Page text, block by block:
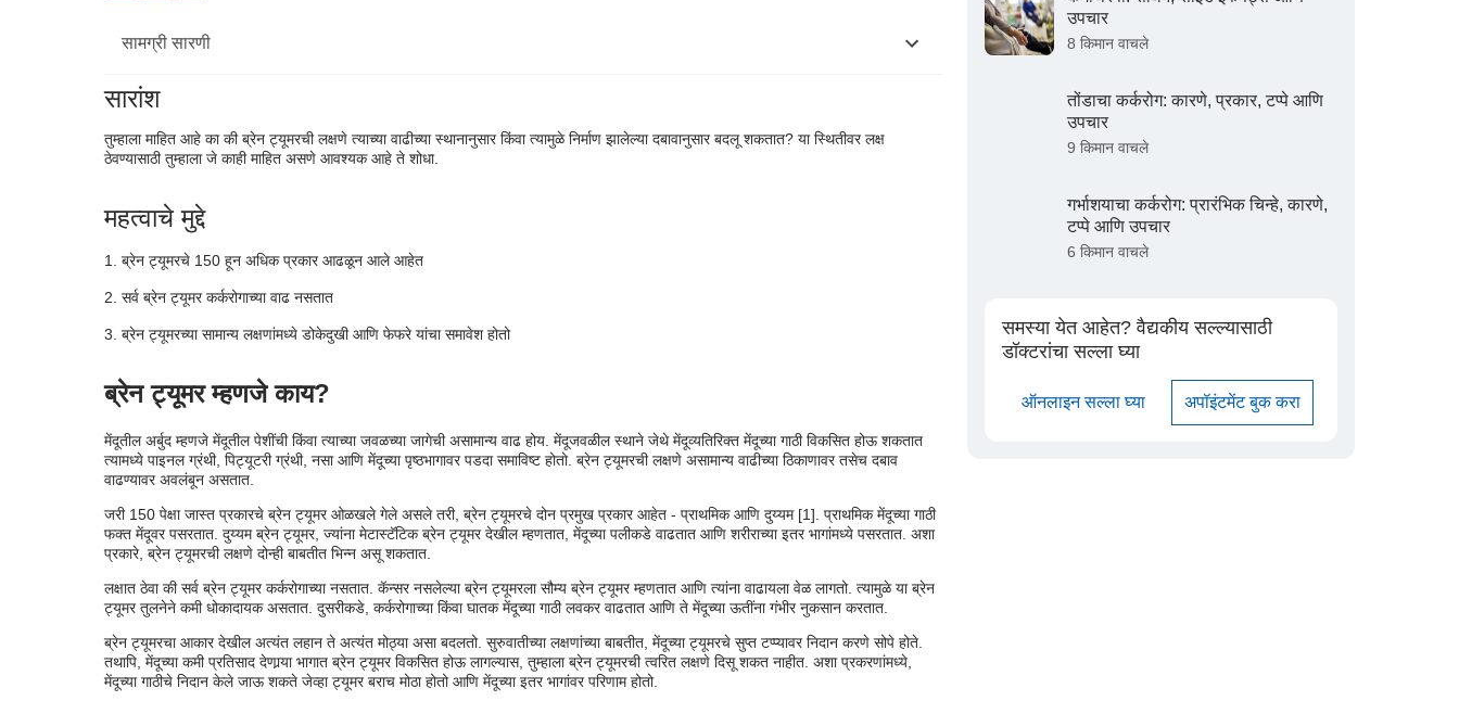
सामग्री सारणी
जोखीम घटक
ब्रेन ट्यूमर सहसा कुठे असतात
वाढलेल्या दाबामुळे ब्रेन ट्यूमरची लक्षणे
सारांश
तुम्हाला माहित आहे का की ब्रेन ट्यूमरची लक्षणे त्याच्या वाढीच्या स्थानानुसार किंवा त्यामुळे निर्माण झालेल्या दबावानुसार बदलू शकतात? या स्थितीवर लक्ष
ठेवण्यासाठी तुम्हाला जे काही माहित असणे आवश्यक आहे ते शोधा.
महत्वाचे मुद्दे
ब्रेन ट्यूमरचे 150 हून अधिक प्रकार आढळून आले आहेत
सर्व ब्रेन ट्यूमर कर्करोगाच्या वाढ नसतात
ब्रेन ट्यूमरच्या सामान्य लक्षणांमध्ये डोकेदुखी आणि फेफरे यांचा समावेश होतो
ब्रेन ट्यूमर म्हणजे काय?
मेंदूतील अर्बुद म्हणजे मेंदूतील पेशींची किंवा त्याच्या जवळच्या जागेची असामान्य वाढ होय. मेंदूजवळील स्थाने जेथे मेंदूव्यतिरिक्त मेंदूच्या गाठी विकसित होऊ शकतात
त्यामध्ये पाइनल ग्रंथी, पिट्यूटरी ग्रंथी, नसा आणि मेंदूच्या पृष्ठभागावर पडदा समाविष्ट होतो. ब्रेन ट्यूमरची लक्षणे असामान्य वाढीच्या ठिकाणावर तसेच दबाव
वाढण्यावर अवलंबून असतात.
जरी 150 पेक्षा जास्त प्रकारचे ब्रेन ट्यूमर ओळखले गेले असले तरी, ब्रेन ट्यूमरचे दोन प्रमुख प्रकार आहेत - प्राथमिक आणि दुय्यम [1]. प्राथमिक मेंदूच्या गाठी
फक्त मेंदूवर पसरतात. दुय्यम ब्रेन ट्यूमर, ज्यांना मेटास्टॅटिक ब्रेन ट्यूमर देखील म्हणतात, मेंदूच्या पलीकडे वाढतात आणि शरीराच्या इतर भागांमध्ये पसरतात. अशा
प्रकारे, ब्रेन ट्यूमरची लक्षणे दोन्ही बाबतीत भिन्न असू शकतात.
लक्षात ठेवा की सर्व ब्रेन ट्यूमर कर्करोगाच्या नसतात. कॅन्सर नसलेल्या ब्रेन ट्यूमरला सौम्य ब्रेन ट्यूमर म्हणतात आणि त्यांना वाढायला वेळ लागतो. त्यामुळे या ब्रेन
ट्यूमर तुलनेने कमी धोकादायक असतात. दुसरीकडे, कर्करोगाच्या किंवा घातक मेंदूच्या गाठी लवकर वाढतात आणि ते मेंदूच्या ऊतींना गंभीर नुकसान करतात.
ब्रेन ट्यूमरचा आकार देखील अत्यंत लहान ते अत्यंत मोठ्या असा बदलतो. सुरुवातीच्या लक्षणांच्या बाबतीत, मेंदूच्या ट्यूमरचे सुप्त टप्प्यावर निदान करणे सोपे होते.
तथापि, मेंदूच्या कमी प्रतिसाद देणार्‍या भागात ब्रेन ट्यूमर विकसित होऊ लागल्यास, तुम्हाला ब्रेन ट्यूमरची त्वरित लक्षणे दिसू शकत नाहीत. अशा प्रकरणांमध्ये,
मेंदूच्या गाठीचे निदान केले जाऊ शकते जेव्हा ट्यूमर बराच मोठा होतो आणि मेंदूच्या इतर भागांवर परिणाम होतो.
उपचार
8 किमान वाचले
तोंडाचा कर्करोग: कारणे, प्रकार, टप्पे आणि
उपचार
9 किमान वाचले
गर्भाशयाचा कर्करोग: प्रारंभिक चिन्हे, कारणे,
टप्पे आणि उपचार
6 किमान वाचले
समस्या येत आहेत? वैद्यकीय सल्ल्यासाठी
डॉक्टरांचा सल्ला घ्या
ऑनलाइन सल्ला घ्या अपॉइंटमेंट बुक करा